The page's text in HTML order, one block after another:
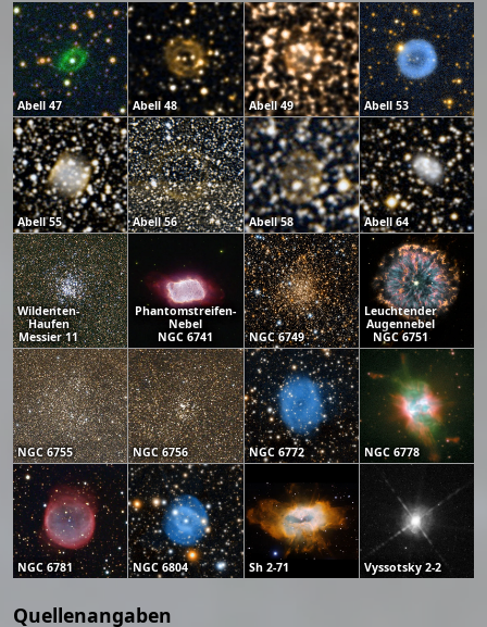
Abell 47 Abell 48 Abell 49 Abell 53
Abell 55 Abell 56 Abell 58 Abell 64
Wildenten-
Haufen
Messier 11
Phantomstreifen-
Nebel
NGC 6741
NGC 6749
Leuchtender
Augennebel
NGC 6751
NGC 6755 NGC 6756 NGC 6772 NGC 6778
NGC 6781 NGC 6804 Sh 2-71 Vyssotsky 2-2
Quellenangaben